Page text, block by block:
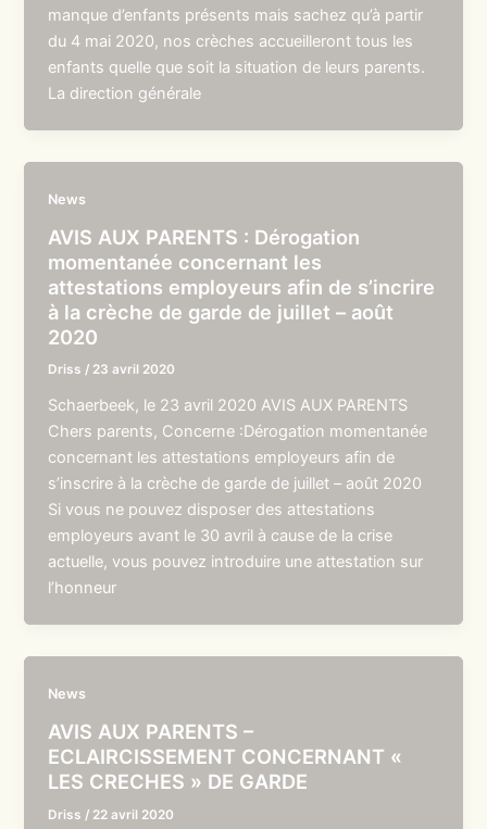
manque d’enfants présents mais sachez qu’à partir
du 4 mai 2020, nos crèches accueilleront tous les
enfants quelle que soit la situation de leurs parents.
La direction générale
News
AVIS AUX PARENTS : Dérogation
momentanée concernant les
attestations employeurs afin de s’incrire
à la crèche de garde de juillet – août
2020
Driss / 23 avril 2020
Schaerbeek, le 23 avril 2020 AVIS AUX PARENTS
Chers parents, Concerne :Dérogation momentanée
concernant les attestations employeurs afin de
s’inscrire à la crèche de garde de juillet – août 2020
Si vous ne pouvez disposer des attestations
employeurs avant le 30 avril à cause de la crise
actuelle, vous pouvez introduire une attestation sur
l’honneur
News
AVIS AUX PARENTS –
ECLAIRCISSEMENT CONCERNANT «
LES CRECHES » DE GARDE
Driss / 22 avril 2020